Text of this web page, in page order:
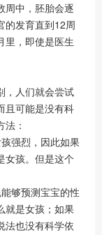
周中，胚胎会逐
的发育直到12周
里，即使是医生
人们就会尝试
且可能是没有科
：
强烈，因此如果
女孩。但是这个
够预测宝宝的性
就是女孩；如果
法也没有科学依